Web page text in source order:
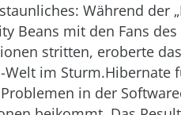
Während der
Beans mit den Fans
stritten, eroberte
Welt im
in der